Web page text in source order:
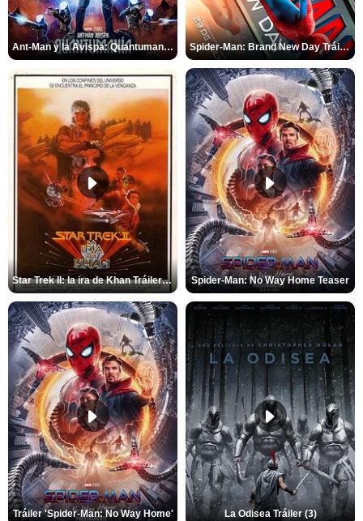
Ant-Man y la Avispa: Quantumanía Tráiler (2) Spider-Man: Brand New Day Tráiler (3)
Star Trek II: la ira de Khan Tráiler VO Spider-Man: No Way Home Teaser
Tráiler 'Spider-Man: No Way Home' La Odisea Tráiler (3)